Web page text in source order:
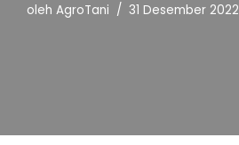
oleh AgroTani 31 Desember 2022